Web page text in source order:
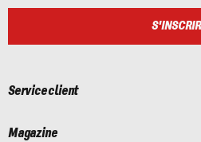
Service client
Magazine